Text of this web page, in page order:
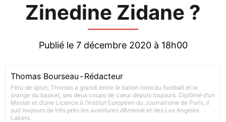
Zinedine Zidane ?
Publié le 7 décembre 2020 à 18h00
Thomas Bourseau -Rédacteur
Féru de sport, Thomas a grandi entre le ballon rond du football et le
orange du basket, ses deux coups de cœur depuis toujours. Diplômé d’un
Master et d’une Licence à l’Institut Européen du Journalisme de Paris, il
suit toujours de très près les aventures d’Arsenal et des Los Angeles
Lakers.